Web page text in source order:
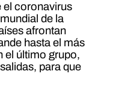
el coronavirus
de la
afrontan
hasta el más
el último grupo,
para que